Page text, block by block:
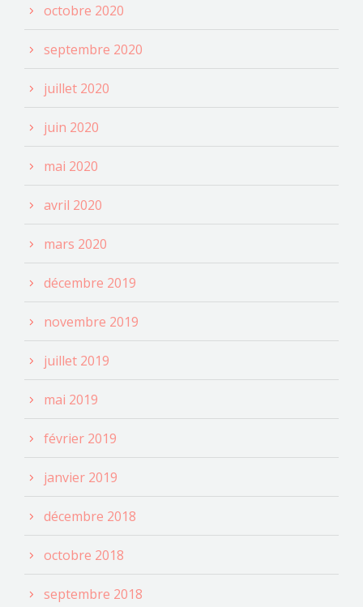
octobre 2020
septembre 2020
juillet 2020
juin 2020
mai 2020
avril 2020
mars 2020
décembre 2019
novembre 2019
juillet 2019
mai 2019
février 2019
janvier 2019
décembre 2018
octobre 2018
septembre 2018